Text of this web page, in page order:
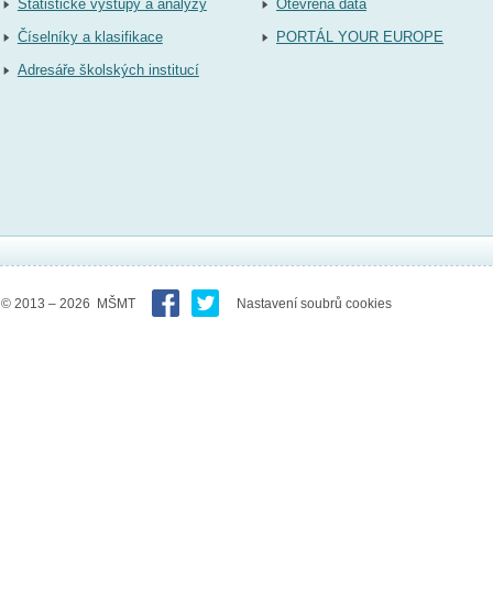
Statistické výstupy a analýzy
Číselníky a klasifikace
Adresáře školských institucí
Otevřená data
PORTÁL YOUR EUROPE
© 2013 – 2026 MŠMT Nastavení soubrů cookies